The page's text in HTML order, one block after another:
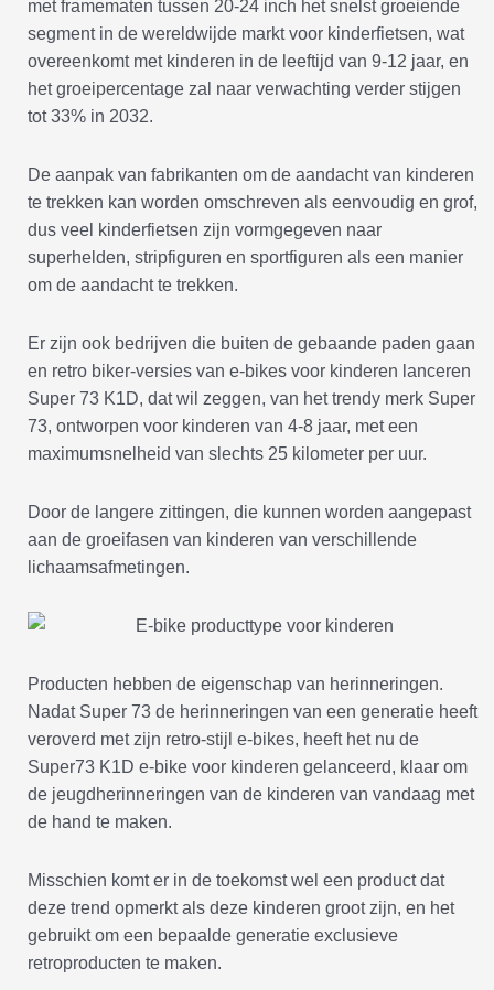
met framematen tussen 20-24 inch het snelst groeiende
segment in de wereldwijde markt voor kinderfietsen, wat
overeenkomt met kinderen in de leeftijd van 9-12 jaar, en
het groeipercentage zal naar verwachting verder stijgen
tot 33% in 2032.
De aanpak van fabrikanten om de aandacht van kinderen
te trekken kan worden omschreven als eenvoudig en grof,
dus veel kinderfietsen zijn vormgegeven naar
superhelden, stripfiguren en sportfiguren als een manier
om de aandacht te trekken.
Er zijn ook bedrijven die buiten de gebaande paden gaan
en retro biker-versies van e-bikes voor kinderen lanceren
Super 73 K1D, dat wil zeggen, van het trendy merk Super
73, ontworpen voor kinderen van 4-8 jaar, met een
maximumsnelheid van slechts 25 kilometer per uur.
Door de langere zittingen, die kunnen worden aangepast
aan de groeifasen van kinderen van verschillende
lichaamsafmetingen.
Producten hebben de eigenschap van herinneringen.
Nadat Super 73 de herinneringen van een generatie heeft
veroverd met zijn retro-stijl e-bikes, heeft het nu de
Super73 K1D e-bike voor kinderen gelanceerd, klaar om
de jeugdherinneringen van de kinderen van vandaag met
de hand te maken.
Misschien komt er in de toekomst wel een product dat
deze trend opmerkt als deze kinderen groot zijn, en het
gebruikt om een bepaalde generatie exclusieve
retroproducten te maken.